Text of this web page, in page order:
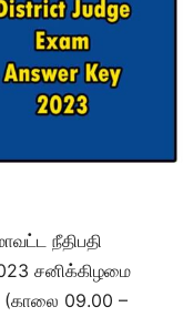
நீதிபதி
சனிக்கிழமை
(காலை 09.00 –